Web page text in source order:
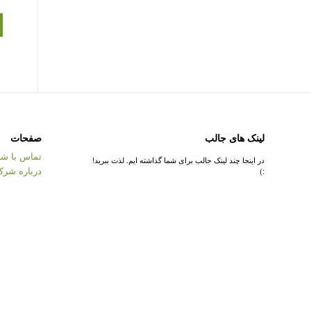
لینک های جالب
در اینجا چند لینک جالب برای شما گذاشته ایم. لذت ببرید!
:)
صفحات
تماس با
درباره